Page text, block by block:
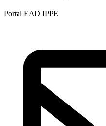
Portal EAD IPPE